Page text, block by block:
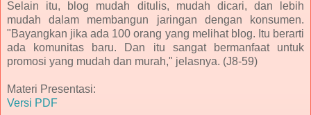
Selain itu, blog mudah ditulis, mudah dicari, dan lebih
mudah dalam membangun jaringan dengan konsumen.
"Bayangkan jika ada 100 orang yang melihat blog. Itu berarti
ada komunitas baru. Dan itu sangat bermanfaat untuk
promosi yang mudah dan murah," jelasnya. (J8-59)
Materi Presentasi:
Versi PDF